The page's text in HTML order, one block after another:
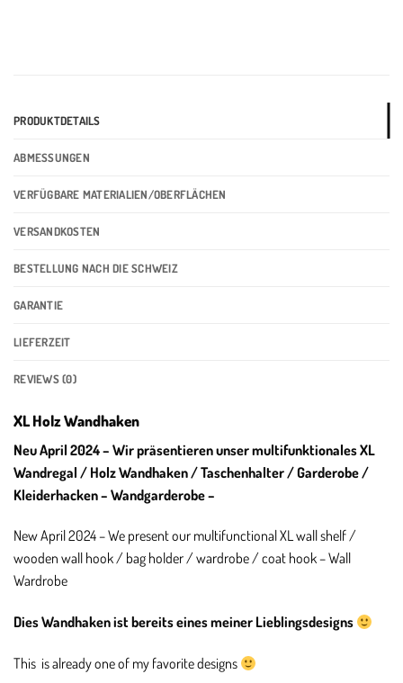
PRODUKTDETAILS
ABMESSUNGEN
VERFÜGBARE MATERIALIEN/OBERFLÄCHEN
VERSANDKOSTEN
BESTELLUNG NACH DIE SCHWEIZ
GARANTIE
LIEFERZEIT
REVIEWS (0)
XL Holz Wandhaken
Neu April 2024 – Wir präsentieren unser multifunktionales XL
Wandregal / Holz Wandhaken / Taschenhalter /Garderobe/
Kleiderhacken – Wandgarderobe –
New April 2024 – We present our multifunctional XL wall shelf /
wooden wall hook / bag holder / wardrobe / coat hook – Wall
Wardrobe
Dies Wandhaken ist bereits eines meiner Lieblingsdesigns
This is already one of my favorite designs